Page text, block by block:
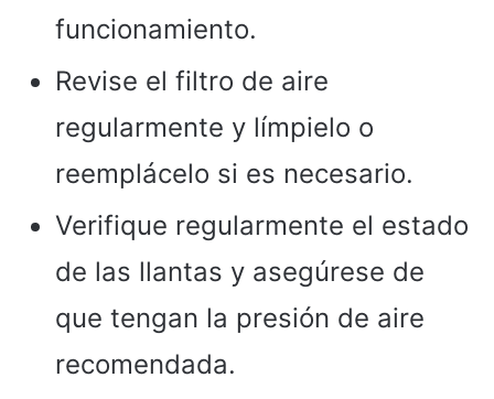
funcionamiento.
Revise el filtro de aire
regularmente y límpielo o
reemplácelo si es necesario.
Verifique regularmente el estado
de las llantas y asegúrese de
que tengan la presión de aire
recomendada.